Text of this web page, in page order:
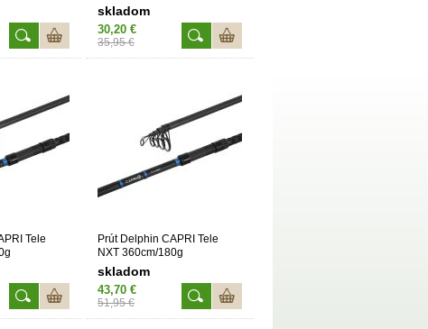
skladom
30,20 €
35,95 €
Tele
Prút Delphin CAPRI Tele
NXT 360cm/180g
skladom
43,70 €
51,95 €